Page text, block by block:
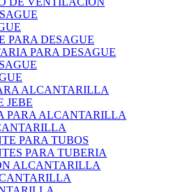
PARA DESAGUE
PARA DESAGUE
ALCANTARILLA
JEBE
PARA ALCANTARILLA
PARA TUBOS
PARA TUBERIA
ALCANTARILLA